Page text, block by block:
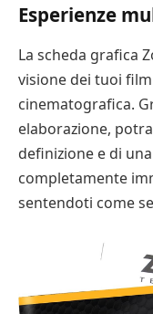
Esperienze
La scheda grafica
visione dei tuoi
cinematografica.
elaborazione,
definizione e di
completamente
sentendoti come